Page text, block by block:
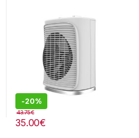
-20%
35.00€
43.75€